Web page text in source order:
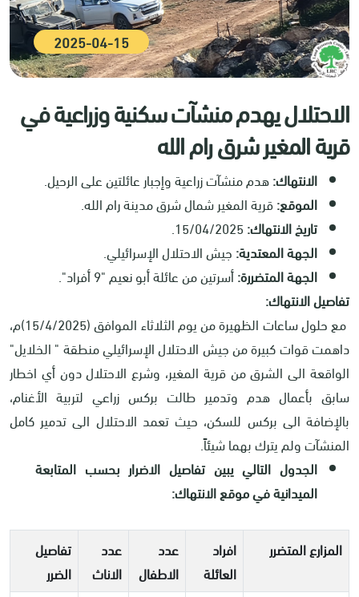
2025-04-15
الاحتلال يهدم منشآت سكنية وزراعية في
قرية المغير شرق رام الله
الانتهاك:هدم منشآت زراعية وإجبار عائلتين على الرحيل.
الموقع:قرية المغير شمال شرق مدينة رام الله.
تاريخ الانتهاك:15/04/2025.
الجهة المعتدية:جيش الاحتلال الإسرائيلي.
الجهة المتضررة:أسرتين من عائلة أبو نعيم "9 أفراد".
تفاصيل الانتهاك:
مع حلول ساعات الظهيرة من يوم الثلاثاء الموافق (15/4/2025)م،
داهمت قوات كبيرة من جيش الاحتلال الإسرائيلي منطقة " الخلايل"
الواقعة الى الشرق من قرية المغير، وشرع الاحتلال دون أي اخطار
سابق بأعمال هدم وتدمير طالت بركس زراعي لتربية الأغنام،
بالإضافة الى بركس للسكن، حيث تعمد الاحتلال الى تدمير كامل
المنشآت ولم يترك بهما شيئاً.
الجدول التالي يبين تفاصيل الاضرار بحسب المتابعة
الميدانية في موقع الانتهاك:
المزارع المتضرر
افراد
العائلة
عدد
الاطفال
عدد
الاناث
تفاصيل
الضرر